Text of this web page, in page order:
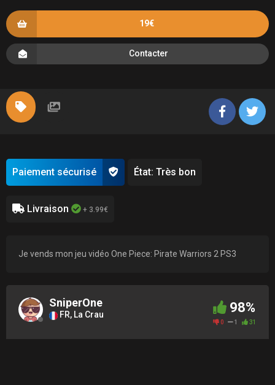
19€
Contacter
Paiement sécurisé État: Très bon
Livraison + 3.99€
Je vends mon jeu vidéo One Piece: Pirate Warriors 2 PS3
SniperOne
FR, La Crau 98%
0 1 31